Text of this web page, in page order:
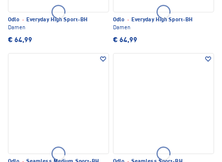
Odlo · Everyday High Sport-BH
Damen
€ 64,99
Odlo · Everyday High Sport-BH
Damen
€ 64,99